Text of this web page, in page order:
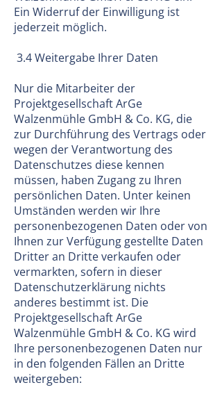
Ein Widerruf der Einwilligung ist
jederzeit möglich.
3.4 Weitergabe Ihrer Daten
Nur die Mitarbeiter der
Projektgesellschaft ArGe
Walzenmühle GmbH & Co. KG, die
zur Durchführung des Vertrags oder
wegen der Verantwortung des
Datenschutzes diese kennen
müssen, haben Zugang zu Ihren
persönlichen Daten. Unter keinen
Umständen werden wir Ihre
personenbezogenen Daten oder von
Ihnen zur Verfügung gestellte Daten
Dritter an Dritte verkaufen oder
vermarkten, sofern in dieser
Datenschutzerklärung nichts
anderes bestimmt ist. Die
Projektgesellschaft ArGe
Walzenmühle GmbH & Co. KG wird
Ihre personenbezogenen Daten nur
in den folgenden Fällen an Dritte
weitergeben: